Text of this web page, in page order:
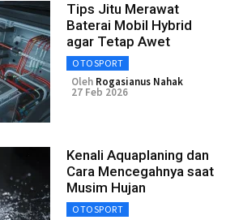
Tips Jitu Merawat
Baterai Mobil Hybrid
agar Tetap Awet
OTOSPORT
Oleh Rogasianus Nahak
27 Feb 2026
Kenali Aquaplaning dan
Cara Mencegahnya saat
Musim Hujan
OTOSPORT